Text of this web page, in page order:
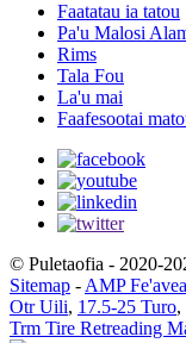
Faatatau ia tatou
Pa'u Malosi
Rims
Tala Fou
La'u mai
Faafesootai
© Puletaofia - 2020-
Sitemap -AMP
Otr Uili, 17.5-25 Turo,
Trm Tire Retreading